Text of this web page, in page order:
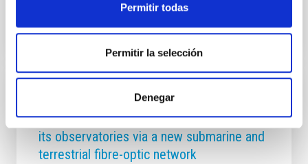
Permitir todas
Permitir la selección
Denegar
The IAC is ensuring connectivity between
its observatories via a new submarine and
terrestrial fibre-optic network